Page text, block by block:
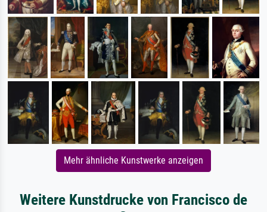
Mehr ähnliche Kunstwerke anzeigen
Weitere Kunstdrucke von Francisco de